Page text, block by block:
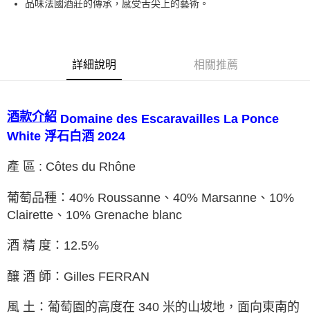
品味法國酒莊的傳承，感受舌尖上的藝術。
詳細說明 相關推薦
酒款介紹 Domaine des Escaravailles La Ponce
White 浮石白酒 2024
產 區 : Côtes du Rhône
葡萄品種：40% Roussanne、40% Marsanne、10%
Clairette、10% Grenache blanc
酒 精 度：12.5%
釀 酒 師：Gilles FERRAN
風 土：葡萄園的高度在 340 米的山坡地，面向東南的